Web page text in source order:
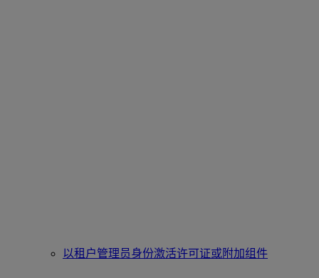
以租户管理员身份激活许可证或附加组件